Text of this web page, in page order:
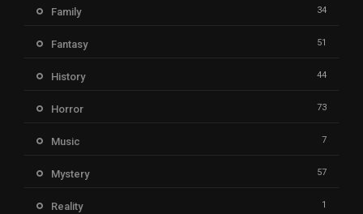
Family 34
Fantasy 51
History 44
Horror 73
Music 7
Mystery 57
Reality 1